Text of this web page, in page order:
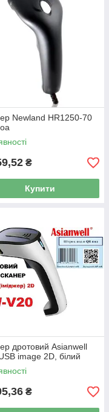
Newland HR1250-70
₴
Купити
дротовий Asianwell
image 2D, білий
₴